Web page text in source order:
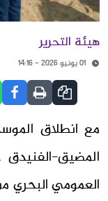
هيئة التحرير
01 يونيو 2026 - 14:16
مع انطلاق
المضيق-
العمومي البحري